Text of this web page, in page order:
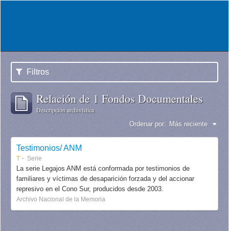
Filtros
Relación de 1 Fondos Documentales
Descripción archivística
Ordenar por: Más reciente
Testimonios/ ANM
T Serie
La serie Legajos ANM está conformada por testimonios de
familiares y víctimas de desaparición forzada y del accionar
represivo en el Cono Sur, producidos desde 2003.
Archivo Nacional de la Memoria